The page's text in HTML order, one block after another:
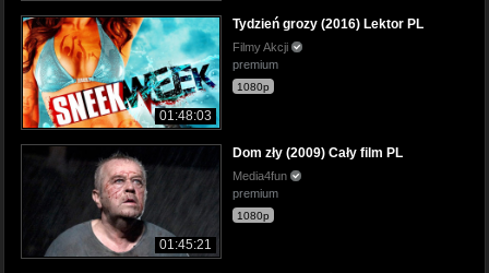
01:48:03
Tydzień grozy (2016) Lektor PL
Filmy Akcji
premium
1080p
01:45:21
Dom zły (2009) Cały film PL
Media4fun
premium
1080p